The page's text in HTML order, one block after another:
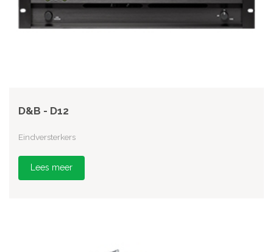
D&B - D12
Eindversterkers
Lees meer